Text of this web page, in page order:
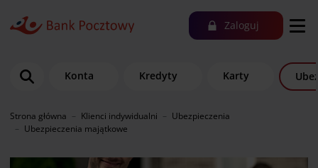
Zaloguj
Konta Kredyty Karty
Strona główna Klienci indywidualni
Ubezpieczenia
Ubezpieczenia majątkowe